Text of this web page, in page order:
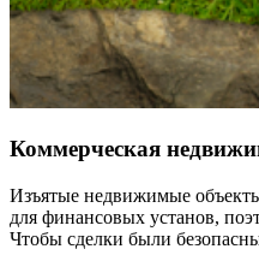
Коммерческая
Изъятые недвижимые
для финансовых установ,
Чтобы сделки были